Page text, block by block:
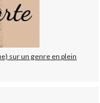
sur un genre en plein